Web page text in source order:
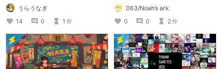
うらうなぎ
14
0 1 分
063/Noah’s ark
0
0 2分